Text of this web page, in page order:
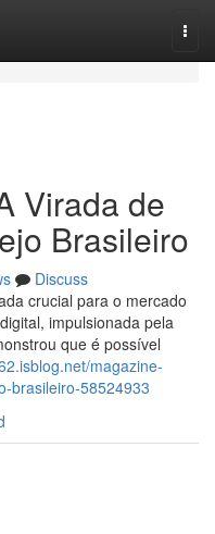
Virada de
Brasileiro
Discuss
crucial para o mercado
impulsionada pela
que é possível
magazine-
brasileiro-58524933